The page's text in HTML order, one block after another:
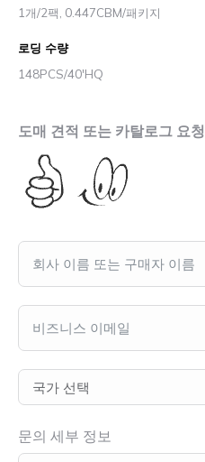
1개/2팩, 0.447CBM/패키지
로딩 수량
148PCS/40'HQ
도매 견적 또는 카탈로그 요청
문의 세부 정보